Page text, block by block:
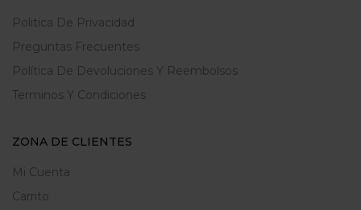
Politica De Privacidad
Preguntas Frecuentes
Política De Devoluciones Y Reembolsos
Terminos Y Condiciones
ZONA DE CLIENTES
Mi Cuenta
Carrito